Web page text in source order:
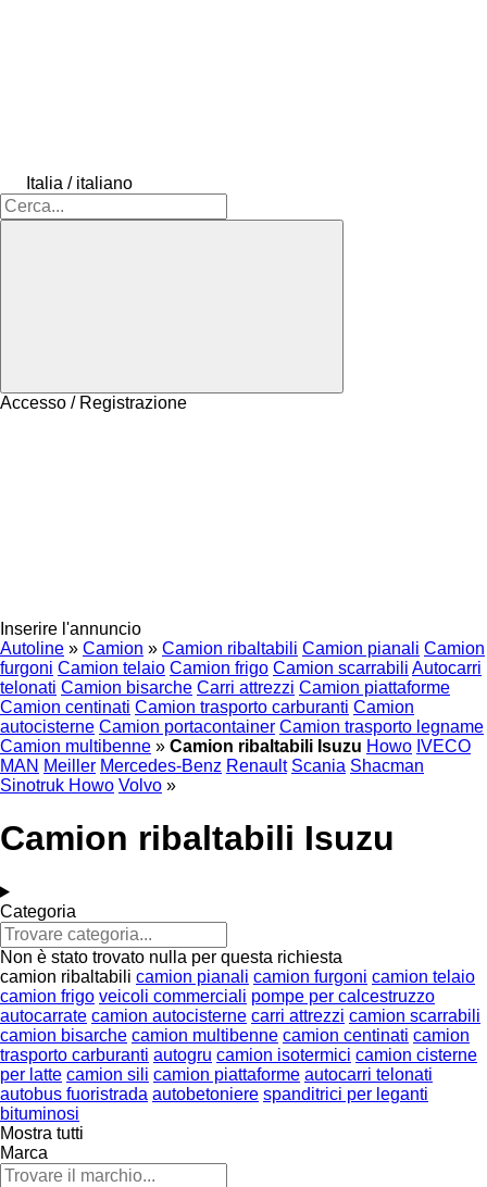
Italia / italiano
Accesso / Registrazione
Inserire l'annuncio
Autoline » Camion » Camion ribaltabili Camion pianali Camion
furgoni Camion telaio Camion frigo Camion scarrabili Autocarri
telonati Camion bisarche Carri attrezzi Camion piattaforme
Camion centinati Camion trasporto carburanti Camion
autocisterne Camion portacontainer Camion trasporto legname
Camion multibenne » Camion ribaltabili Isuzu Howo IVECO
MAN Meiller Mercedes-Benz Renault Scania Shacman
Sinotruk Howo Volvo »
Camion ribaltabili Isuzu
Categoria
Non è stato trovato nulla per questa richiesta
camion ribaltabili camion pianali camion furgoni camion telaio
camion frigo veicoli commerciali pompe per calcestruzzo
autocarrate camion autocisterne carri attrezzi camion scarrabili
camion bisarche camion multibenne camion centinati camion
trasporto carburanti autogru camion isotermici camion cisterne
per latte camion sili camion piattaforme autocarri telonati
autobus fuoristrada autobetoniere spanditrici per leganti
bituminosi
Mostra tutti
Marca